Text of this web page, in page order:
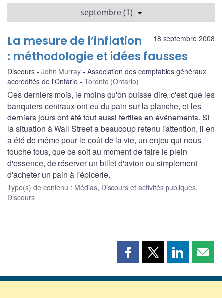
septembre (1)
18 septembre 2008
La mesure de l’inflation
: méthodologie et idées fausses
Discours John Murray
Association des comptables généraux
accrédités de l'Ontario
Toronto (Ontario)
Ces derniers mois, le moins qu'on puisse dire, c'est que les
banquiers centraux ont eu du pain sur la planche, et les
derniers jours ont été tout aussi fertiles en événements. Si
la situation à Wall Street a beaucoup retenu l'attention, il en
a été de même pour le coût de la vie, un enjeu qui nous
touche tous, que ce soit au moment de faire le plein
d'essence, de réserver un billet d'avion ou simplement
d'acheter un pain à l'épicerie.
Type(s) de contenu : Médias, Discours et activités publiques,
Discours
Partager
page
Partager
page
Partager
page page